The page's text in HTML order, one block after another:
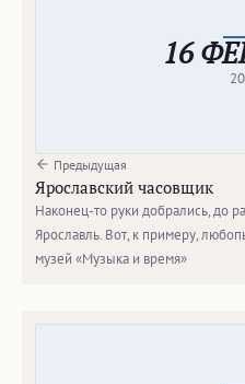
16
Предыдущая
Ярославский часовщик
Наконец-то руки добрались, до
Ярославль. Вот, к примеру,
музей «Музыка и время»